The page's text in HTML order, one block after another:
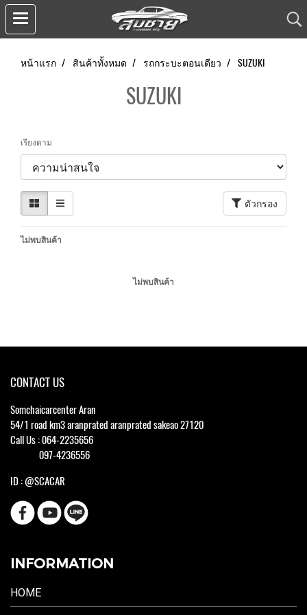
หน้าแรก สินค้าทั้งหมด รถกระบะตอนเดียว SUZUKI
SUZUKI
เรียงตาม
ตัวกรอง
ไม่พบสินค้า
ไม่พบสินค้า
CONTACT US
Somchaicarcenter Aran
54/1 road km3 aranprated aranprated sakeao 27120
Call Us : 064-2235656
097-4236556
ID : @SCACAR
INFORMATION
HOME